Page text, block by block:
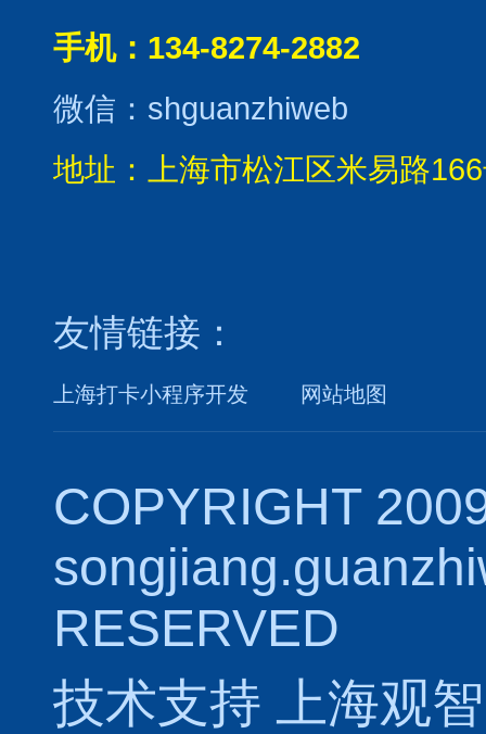
手机：134-8274-2882
微信：shguanzhiweb
地址：上海市松江区米易路
友情链接：
上海打卡小程序开发 网站地图
COPYRIGHT
RESERVED
技术支持
上海观